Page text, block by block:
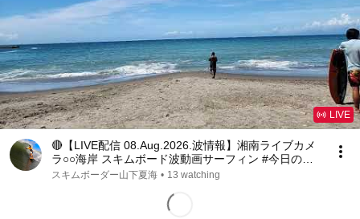
LIVE
🔴【LIVE配信 08.Aug.2026.波情報】湘南ライブカメ
ラ○○海岸 スキムボード波動画サーフィン #今日の波
#beachlife #beachcamera
スキムボーダー山下夏海 • 13 watching